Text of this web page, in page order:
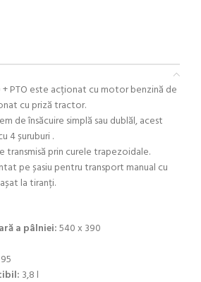
+ PTO este acționat cu motor benzină de
cu priză tractor.
de însăcuire simplă sau dublăl, acest
4 șuruburi .
transmisă prin curele trapezoidale.
pe șasiu pentru transport manual cu
la tiranți.
a pâlniei:540 x 390
3,8 l